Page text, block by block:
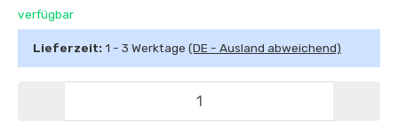
verfügbar
Lieferzeit: 1 - 3 Werktage (DE - Ausland abweichend)